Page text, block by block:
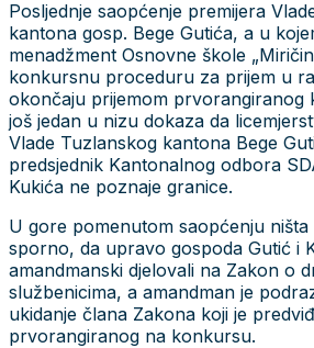
Posljednje saopćenje premijera
kantona gosp. Bege Gutića, a u
menadžment Osnovne škole
konkursnu proceduru za prijem u
okončaju prijemom prvorangiranog
još jedan u nizu dokaza da
Vlade Tuzlanskog kantona Bege
predsjednik Kantonalnog odbora
Kukića ne poznaje granice.
U gore pomenutom saopćenju ništa
sporno, da upravo gospoda Gutić i
amandmanski djelovali na Zakon o
službenicima, a amandman je
ukidanje člana Zakona koji je
prvorangiranog na konkursu.